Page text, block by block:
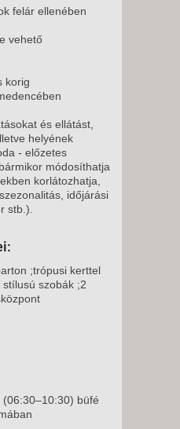
felár ellenében
vehető
korig
és ellátást,
helyének
- előzetes
módosíthatja
korlátozhatja,
időjárási
stb.).
;trópusi kerttel
szobák ;2
büfé